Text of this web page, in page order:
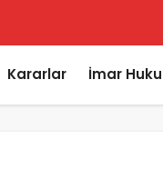
Kararlar İmar